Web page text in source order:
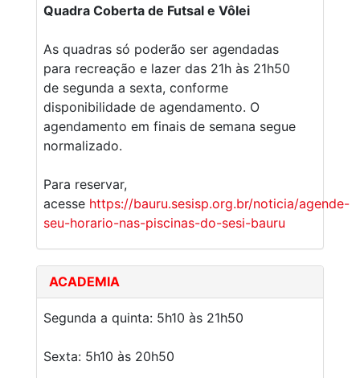
Quadra Coberta de Futsal e Vôlei
As quadras só poderão ser agendadas
para recreação e lazer das 21h às 21h50
de segunda a sexta, conforme
disponibilidade de agendamento. O
agendamento em finais de semana segue
normalizado.
Para reservar,
acesse https://bauru.sesisp.org.br/noticia/agende-
seu-horario-nas-piscinas-do-sesi-bauru
ACADEMIA
Segunda a quinta: 5h10 às 21h50
Sexta: 5h10 às 20h50